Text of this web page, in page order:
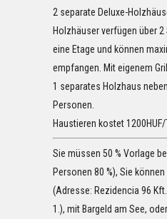
2 separate Deluxe-
Holzhäuser verfügen über
eine Etage und können
empfangen. Mit eigenem
1 separates Holzhaus
Personen.
Haustieren kostet 1200HUF/
Sie müssen 50 % Vorlage
Personen 80 %), Sie
(Adresse: Rezidencia 96
1.), mit Bargeld am See,